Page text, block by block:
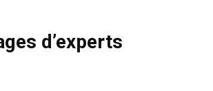
d’experts